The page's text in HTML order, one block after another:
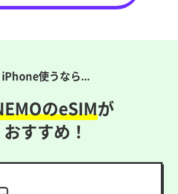
iPhone使うなら...
のeSIMが
おすすめ！